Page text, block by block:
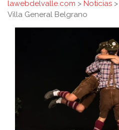
lawebdelvalle.com > Noticias >
Villa General Belgrano